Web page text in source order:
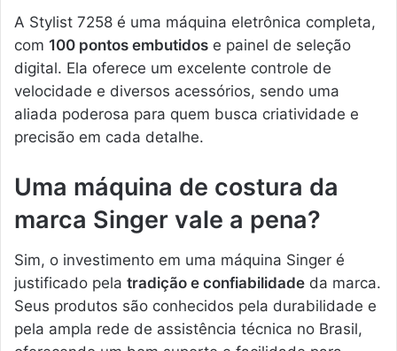
A Stylist 7258 é uma máquina eletrônica completa,
com 100 pontos embutidos e painel de seleção
digital. Ela oferece um excelente controle de
velocidade e diversos acessórios, sendo uma
aliada poderosa para quem busca criatividade e
precisão em cada detalhe.
Uma máquina de costura da
marca Singer vale a pena?
Sim, o investimento em uma máquina Singer é
justificado pela tradição e confiabilidade da marca.
Seus produtos são conhecidos pela durabilidade e
pela ampla rede de assistência técnica no Brasil,